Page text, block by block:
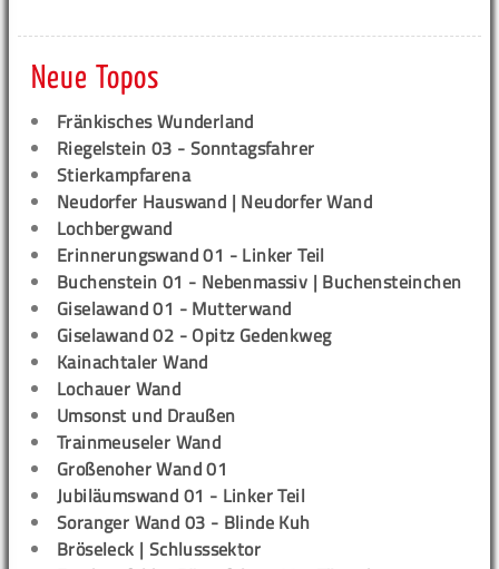
Neue Topos
Fränkisches Wunderland
Riegelstein 03 - Sonntagsfahrer
Stierkampfarena
Neudorfer Hauswand | Neudorfer Wand
Lochbergwand
Erinnerungswand 01 - Linker Teil
Buchenstein 01 - Nebenmassiv | Buchensteinchen
Giselawand 01 - Mutterwand
Giselawand 02 - Opitz Gedenkweg
Kainachtaler Wand
Lochauer Wand
Umsonst und Draußen
Trainmeuseler Wand
Großenoher Wand 01
Jubiläumswand 01 - Linker Teil
Soranger Wand 03 - Blinde Kuh
Bröseleck | Schlusssektor